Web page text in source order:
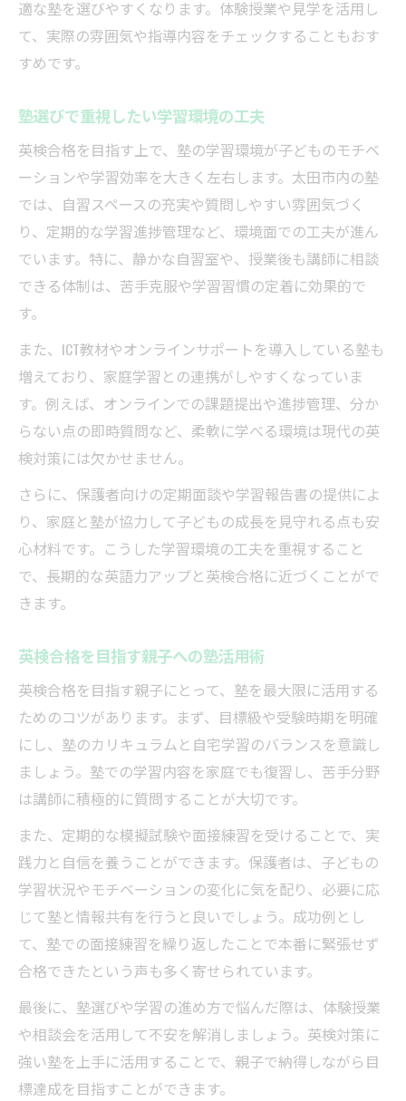
適な塾を選びやすくなります。体験授業や見学を活用し
て、実際の雰囲気や指導内容をチェックすることもおす
すめです。
塾選びで重視したい学習環境の工夫
英検合格を目指す上で、塾の学習環境が子どものモチベ
ーションや学習効率を大きく左右します。太田市内の塾
では、自習スペースの充実や質問しやすい雰囲気づく
り、定期的な学習進捗管理など、環境面での工夫が進ん
でいます。特に、静かな自習室や、授業後も講師に相談
できる体制は、苦手克服や学習習慣の定着に効果的で
す。
また、ICT教材やオンラインサポートを導入している塾も
増えており、家庭学習との連携がしやすくなっていま
す。例えば、オンラインでの課題提出や進捗管理、分か
らない点の即時質問など、柔軟に学べる環境は現代の英
検対策には欠かせません。
さらに、保護者向けの定期面談や学習報告書の提供によ
り、家庭と塾が協力して子どもの成長を見守れる点も安
心材料です。こうした学習環境の工夫を重視すること
で、長期的な英語力アップと英検合格に近づくことがで
きます。
英検合格を目指す親子への塾活用術
英検合格を目指す親子にとって、塾を最大限に活用する
ためのコツがあります。まず、目標級や受験時期を明確
にし、塾のカリキュラムと自宅学習のバランスを意識し
ましょう。塾での学習内容を家庭でも復習し、苦手分野
は講師に積極的に質問することが大切です。
また、定期的な模擬試験や面接練習を受けることで、実
践力と自信を養うことができます。保護者は、子どもの
学習状況やモチベーションの変化に気を配り、必要に応
じて塾と情報共有を行うと良いでしょう。成功例とし
て、塾での面接練習を繰り返したことで本番に緊張せず
合格できたという声も多く寄せられています。
最後に、塾選びや学習の進め方で悩んだ際は、体験授業
や相談会を活用して不安を解消しましょう。英検対策に
強い塾を上手に活用することで、親子で納得しながら目
標達成を目指すことができます。